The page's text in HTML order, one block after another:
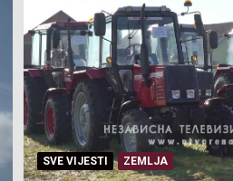
SVE VIJESTI ZEMLJA